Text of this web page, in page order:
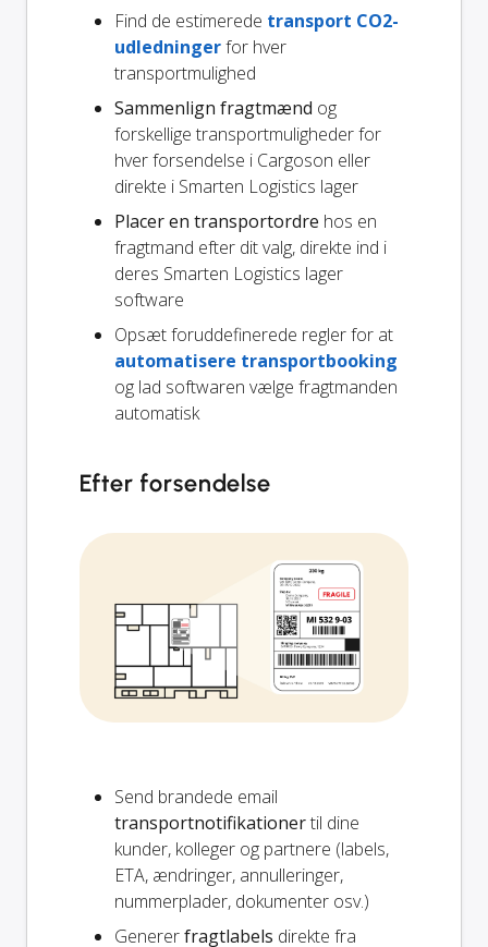
Find de estimerede transport CO2-
udledningerfor hver
transportmulighed
Sammenlign fragtmænd og
forskellige transportmuligheder for
hver forsendelse i Cargoson eller
direkte i Smarten Logistics lager
Placer en transportordre hos en
fragtmand efter dit valg, direkte ind i
deres Smarten Logistics lager
software
Opsæt foruddefinerede regler for at
automatisere transportbooking
og lad softwaren vælge fragtmanden
automatisk
Efter forsendelse
Send brandede email
transportnotifikationertil dine
kunder, kolleger og partnere (labels,
ETA, ændringer, annulleringer,
nummerplader, dokumenter osv.)
Genererfragtlabels direkte fra